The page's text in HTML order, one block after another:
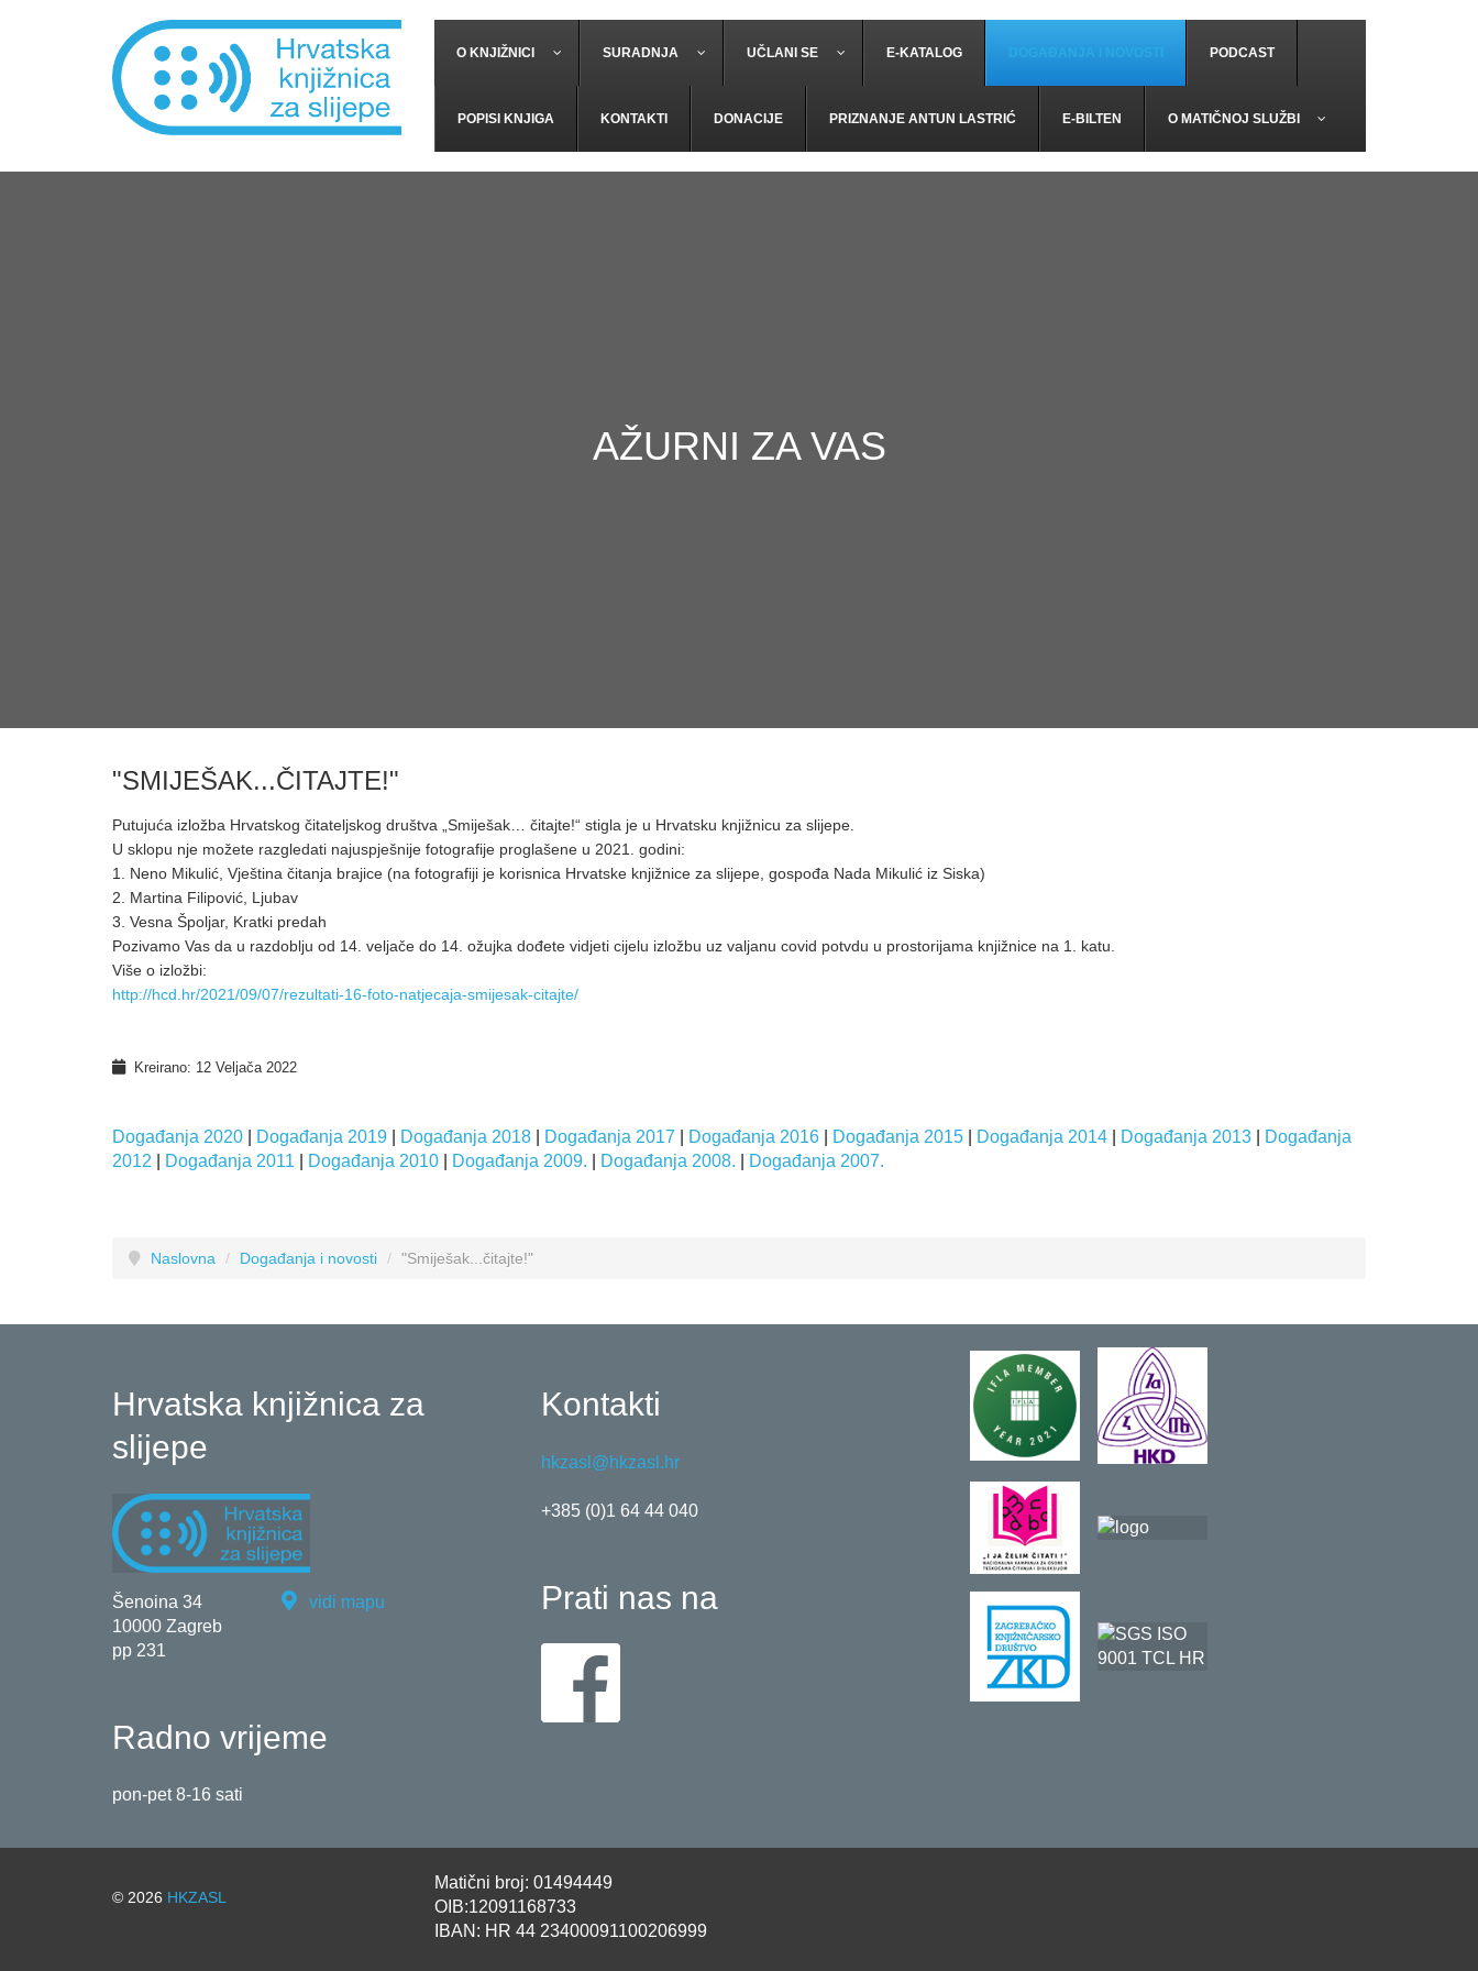
O KNJIŽNICI SURADNJA UČLANI SE E-KATALOG DOGAĐANJA I NOVOSTI PODCAST
POPISI KNJIGA KONTAKTI DONACIJE PRIZNANJE ANTUN LASTRIĆ E-BILTEN O MATIČNOJ SLUŽBI
AŽURNI ZA VAS
"SMIJEŠAK...ČITAJTE!"
Putujuća izložba Hrvatskog čitateljskog društva „Smiješak… čitajte!“ stigla je u Hrvatsku knjižnicu za slijepe.
U sklopu nje možete razgledati najuspješnije fotografije proglašene u 2021. godini:
1. Neno Mikulić, Vještina čitanja brajice (na fotografiji je korisnica Hrvatske knjižnice za slijepe, gospođa Nada Mikulić iz Siska)
2. Martina Filipović, Ljubav
3. Vesna Špoljar, Kratki predah
Pozivamo Vas da u razdoblju od 14. veljače do 14. ožujka dođete vidjeti cijelu izložbu uz valjanu covid potvdu u prostorijama knjižnice na 1. katu.
Više o izložbi:
http://hcd.hr/2021/09/07/rezultati-16-foto-natjecaja-smijesak-citajte/
Kreirano: 12 Veljača 2022
Događanja 2020 Događanja 2019 Događanja 2018 Događanja 2017 Događanja 2016 Događanja 2015 Događanja 2014 Događanja 2013
Događanja
2012
Događanja 2011 Događanja 2010 Događanja 2009. Događanja 2008. Događanja 2007.
Naslovna / Događanja i novosti / "Smiješak...čitajte!"
Hrvatska knjižnica za
slijepe
Šenoina 34
vidi mapu
10000 Zagreb
pp 231
Radno vrijeme
pon-pet 8-16 sati
Kontakti
hkzasl@hkzasl.hr
+385 (0)1 64 44 040
Prati nas na
© 2026 HKZASL
Matični broj: 01494449
OIB:12091168733
IBAN: HR 44 23400091100206999